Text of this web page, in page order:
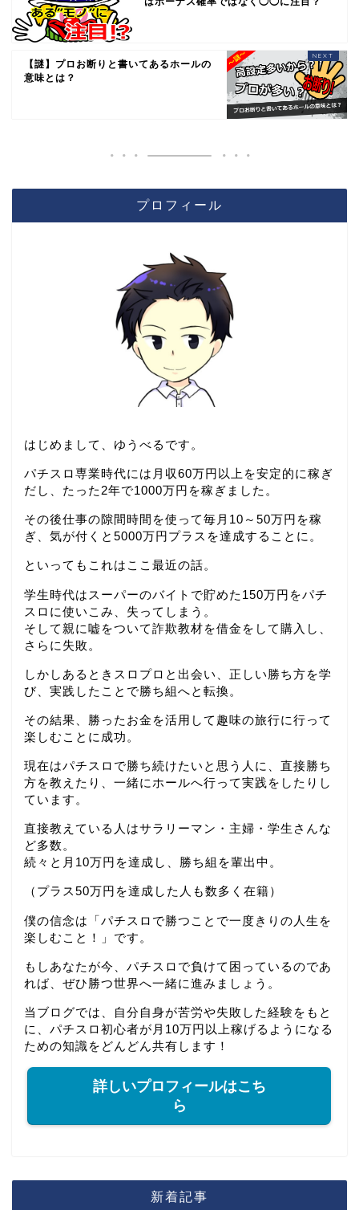
【謎】プロお断りと書いてあるホールの
意味とは？
プロフィール
はじめまして、ゆうべるです。
パチスロ専業時代には月収60万円以上を安定的に稼ぎ
だし、たった2年で1000万円を稼ぎました。
その後仕事の隙間時間を使って毎月10～50万円を稼
ぎ、気が付くと5000万円プラスを達成することに。
といってもこれはここ最近の話。
学生時代はスーパーのバイトで貯めた150万円をパチ
スロに使いこみ、失ってしまう。
そして親に嘘をついて詐欺教材を借金をして購入し、
さらに失敗。
しかしあるときスロプロと出会い、正しい勝ち方を学
び、実践したことで勝ち組へと転換。
その結果、勝ったお金を活用して趣味の旅行に行って
楽しむことに成功。
現在はパチスロで勝ち続けたいと思う人に、直接勝ち
方を教えたり、一緒にホールへ行って実践をしたりし
ています。
直接教えている人はサラリーマン・主婦・学生さんな
ど多数。
続々と月10万円を達成し、勝ち組を輩出中。
（プラス50万円を達成した人も数多く在籍）
僕の信念は「パチスロで勝つことで一度きりの人生を
楽しむこと！」です。
もしあなたが今、パチスロで負けて困っているのであ
れば、ぜひ勝つ世界へ一緒に進みましょう。
当ブログでは、自分自身が苦労や失敗した経験をもと
に、パチスロ初心者が月10万円以上稼げるようになる
ための知識をどんどん共有します！
詳しいプロフィールはこち
ら
新着記事